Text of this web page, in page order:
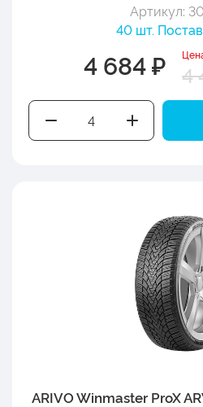
Артикул:
40 шт.
4 684 ₽ 4
ARIVO Winmaster ProX